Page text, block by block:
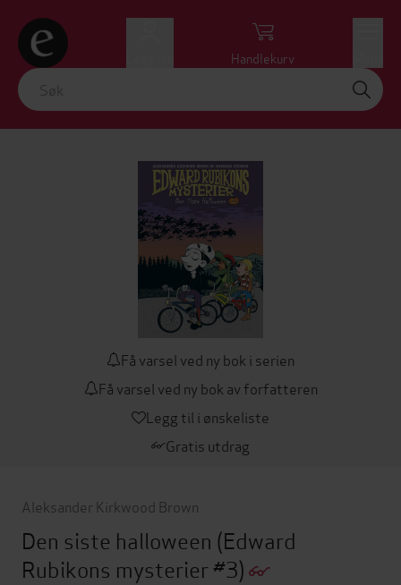
Handlekurv
Få varsel ved ny bok i serien
Få varsel ved ny bok av forfatteren
Legg til i ønskeliste
Gratis utdrag
Aleksander Kirkwood Brown
Den siste halloween (Edward
Rubikons mysterier #3)